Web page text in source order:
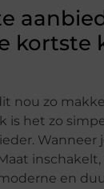
kortste
nou zo
is het zo
Wanneer
en